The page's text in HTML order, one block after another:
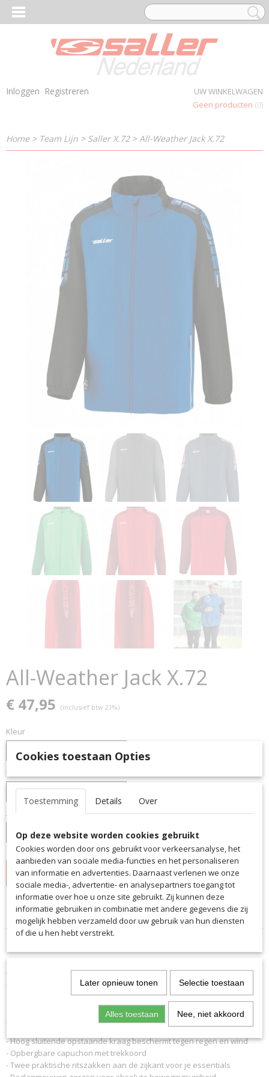
Inloggen Registreren
UW WINKELWAGEN
Geen producten (0)
Home> Team Lijn > Saller X.72> All-Weather Jack X.72
All-Weather Jack X.72
€ 47,95 (inclusief btw 21%)
Kleur
Aantal
IN WINKELWAGEN
Specificaties
Productcode
Productcode leverancier
Omschrijving
De saller all weather jas is bijzonder licht, ademend en
waterafstotend. De volledige ritssluiting en de capuchon bieden
bescherming tegen de elementen en zorgen samen met het
ademende mesh-inzetstuk voor een comfortabel droog gevoel. Twee
zijvakken met ritssluiting bieden ruimte om je spullen veilig op te
- Hoog sluitende opstaande kraag beschermt tegen regen en wind
- Opbergbare capuchon met trekkoord
- Twee praktische ritszakken aan de zijkant voor je essentials
Cookies toestaan Opties
Toestemming Details Over
Op deze website worden cookies gebruikt
Cookies worden door ons gebruikt voor verkeersanalyse, het
aanbieden van sociale media-functies en het personaliseren
van informatie en advertenties. Daarnaast verlenen we onze
sociale media-, advertentie- en analysepartners toegang tot
informatie over hoe u onze site gebruikt. Zij kunnen deze
informatie gebruiken in combinatie met andere gegevens die zij
mogelijk hebben verzameld door uw gebruik van hun diensten
of die u hen hebt verstrekt.
Later opnieuw tonen Selectie toestaan
Alles toestaan Nee, niet akkoord